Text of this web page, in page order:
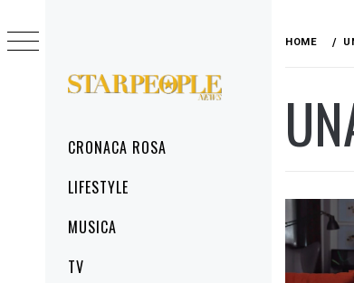
STARPEOPLENEWS
MenuCRONACA ROSA
LIFESTYLE
MUSICA
TV
to
content
HOME